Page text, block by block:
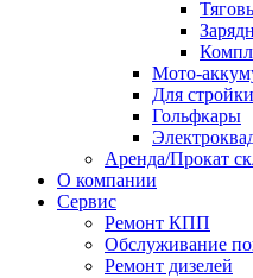
Мото-
Для
Гольфкары
Аренда/Прокат
О компании
Сервис
Ремонт КПП
Обслуживание
Ремонт дизелей